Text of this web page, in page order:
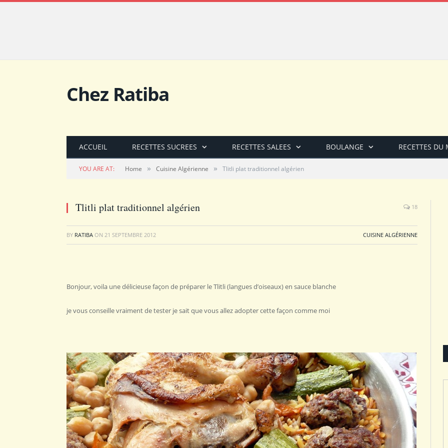
Chez Ratiba
ACCUEIL RECETTES SUCREES RECETTES SALEES BOULANGE RECETTES DU
YOU ARE AT: Home » Cuisine Algérienne » Tlitli plat traditionnel algérien
Tlitli plat traditionnel algérien 18
BY RATIBA ON 21 SEPTEMBRE 2012 CUISINE ALGÉRIENNE
Bonjour, voila une délicieuse façon de préparer le Tlitli (langues d’oiseaux) en sauce blanche
je vous conseille vraiment de tester je sait que vous allez adopter cette façon comme moi